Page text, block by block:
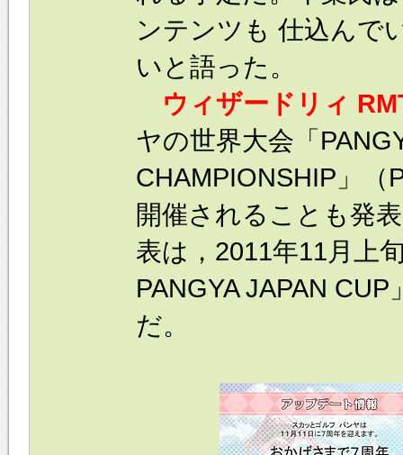
ンテンツも 仕込んで
いと語った。
ウィザードリィ
ヤの世界大会「
CHAMPIONSHIP」（
開催されることも発
表は，2011年11月上
PANGYA JAPAN
だ。